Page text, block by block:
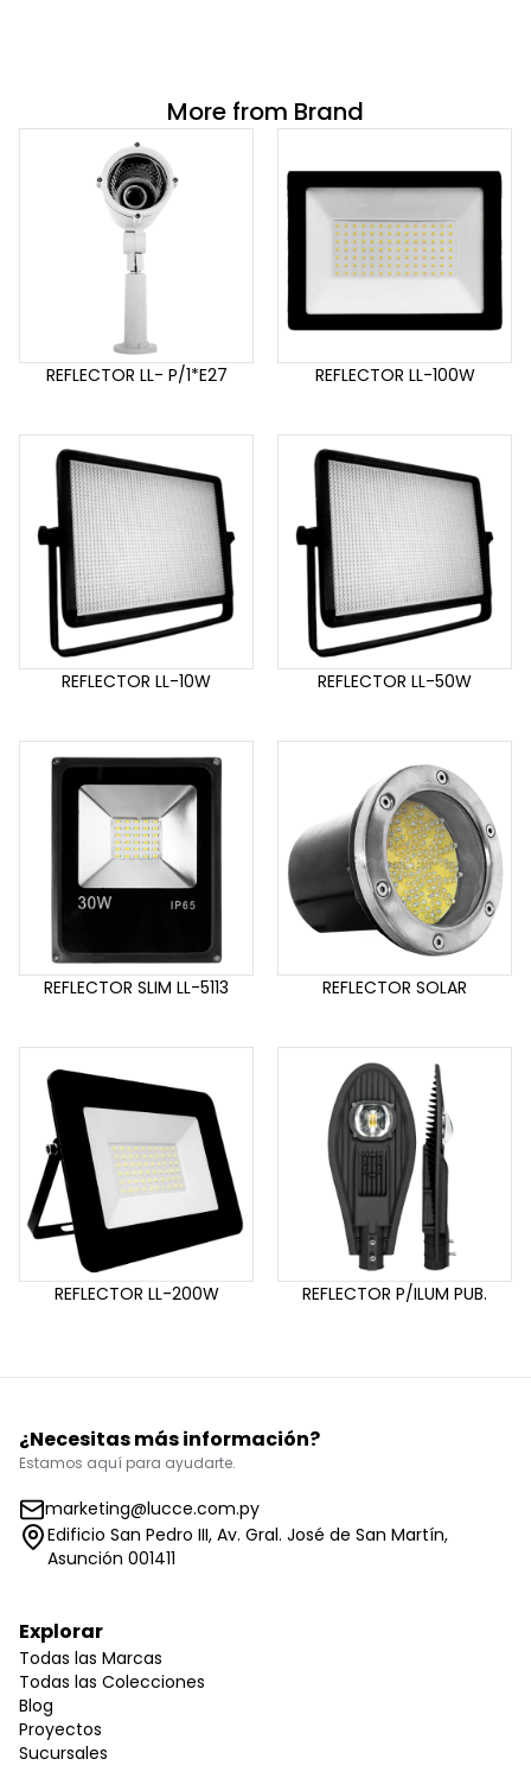
More from Brand
REFLECTOR LL- P/1*E27 REFLECTOR LL-100W
REFLECTOR LL-10W REFLECTOR LL-50W
REFLECTOR SLIM LL-5113 REFLECTOR SOLAR
REFLECTOR LL-200W REFLECTOR P/ILUM PUB.
¿Necesitas más información?
Estamos aquí para ayudarte.
marketing@lucce.com.py
Edificio San Pedro III, Av. Gral. José de San Martín,
Asunción 001411
Explorar
Todas las Marcas
Todas las Colecciones
Blog
Proyectos
Sucursales